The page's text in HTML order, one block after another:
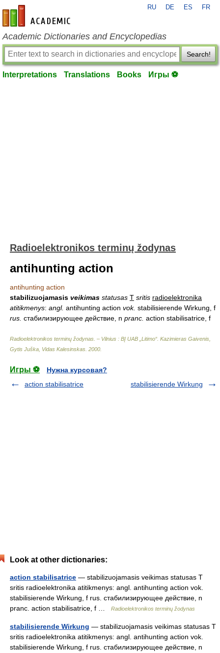
en-academic.com
RU DE ES FR
Academic Dictionaries and Encyclopedias
Search!
Interpretations Translations Books Игры ⚽
Radioelektronikos terminų žodynas
antihunting action
antihunting action
stabilizuojamasis veikimas statusas T sritis radioelektronika
atitikmenys: angl. antihunting action vok. stabilisierende Wirkung, f
rus. стабилизирующее действие, n pranc. action stabilisatrice, f
Radioelektronikos terminų žodynas. – Vilnius : BĮ UAB „Litimo“ Kazimieras Gaivenis,
Gytis Juška, Vidas Kalesinskas 2000
Игры ⚽
Нужна курсовая?
action stabilisatrice
stabilisierende Wirkung
Look at other dictionaries:
action stabilisatrice — stabilizuojamasis veikimas statusas T
sritis radioelektronika atitikmenys: angl. antihunting action vok.
stabilisierende Wirkung, f rus. стабилизирующее действие, n
pranc. action stabilisatrice, f …
Radioelektronikos terminų žodynas
stabilisierende Wirkung — stabilizuojamasis veikimas statusas T
sritis radioelektronika atitikmenys: angl. antihunting action vok.
stabilisierende Wirkung, f rus. стабилизирующее действие, n